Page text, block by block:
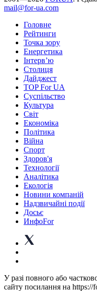
mail@for-ua.com
Головне
Рейтинги
Точка зору
Енергетика
Інтерв’ю
Столиця
Дайджест
TOP For UA
Суспiльство
Культура
Світ
Економіка
Політика
Війна
Спорт
Здоров'я
Технології
Аналітика
Екологія
Новини компаній
Надзвичайні події
Досьє
ИнфоFor
У разі повного або
сайту посилання на https://